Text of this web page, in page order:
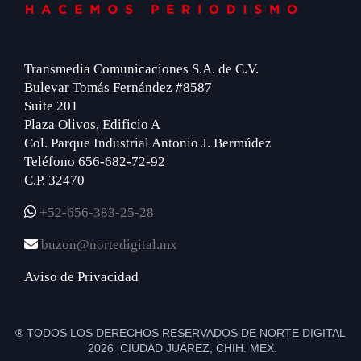
Transmedia Comunicaciones S.A. de C.V.
Bulevar Tomás Fernández #8587
Suite 201
Plaza Olivos, Edificio A
Col. Parque Industrial Antonio J. Bermúdez
Teléfono 656-682-72-92
C.P. 32470
+52-656-383-25-28
buzon@nortedigital.mx
Aviso de Privacidad
® TODOS LOS DERECHOS RESERVADOS DE NORTE DIGITAL
2026 CIUDAD JUÁREZ, CHIH. MEX.